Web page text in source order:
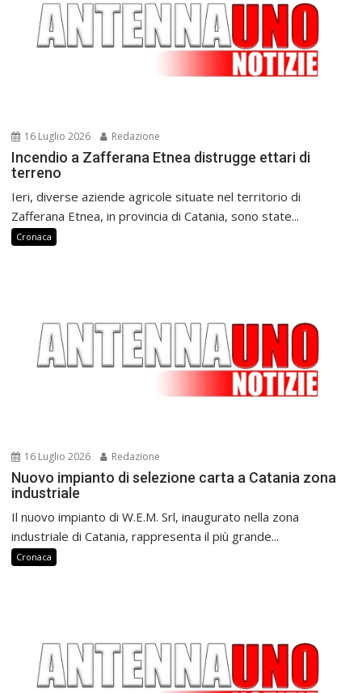
16 Luglio 2026 Redazione
Incendio a Zafferana Etnea distrugge ettari di
terreno
Ieri, diverse aziende agricole situate nel territorio di
Zafferana Etnea, in provincia di Catania, sono state...
Cronaca
16 Luglio 2026 Redazione
Nuovo impianto di selezione carta a Catania zona
industriale
Il nuovo impianto di W.E.M. Srl, inaugurato nella zona
industriale di Catania, rappresenta il più grande...
Cronaca